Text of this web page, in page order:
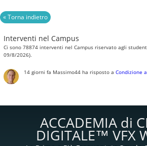
Interventi nel Campus
Ci sono 78874 interventi nel Campus riservato agli
09/8/2026).
14 giorni fa Massimo44ha risposto a Condizione
ACCADEMIA di
DIGITALE™ VFX